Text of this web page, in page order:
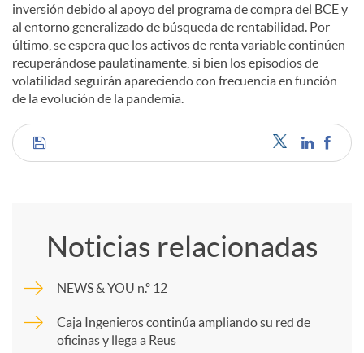
inversión debido al apoyo del programa de compra del BCE y
al entorno generalizado de búsqueda de rentabilidad. Por
último, se espera que los activos de renta variable continúen
recuperándose paulatinamente, si bien los episodios de
volatilidad seguirán apareciendo con frecuencia en función
de la evolución de la pandemia.
C
m
p
Noticias relacionadas
NEWS & YOU n.º 12
Caja Ingenieros continúa ampliando su red de
oficinas y llega a Reus